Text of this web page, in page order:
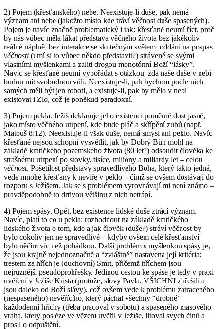
2) Pojem (křesťanského) nebe. Neexistuje-li duše, pak nemá
význam ani nebe (jakožto místo kde tráví věčnost duše spasených).
Pojem je navíc značně problematický i tak: křesťané neumí říct, proč
by nás vůbec měla lákat představa věčného života bez jakékoliv
reálné náplně, bez interakce se skutečným světem, oddáni na pospas
věčnosti (umí si to vůbec někdo představit?) strávené se svými
vlastními myšlenkami a zaliti drogou monotónní Boží “lásky”.
Navíc se křesťané neumí vypořádat s otázkou, zda naše duše v nebi
budou mít svobodnou vůli. Neexistuje-li, pak bychom podle nich
samých měli být jen roboti, a existuje-li, pak by mělo v nebi
existovat i Zlo, což je poněkud paradoxní.
3) Pojem pekla. Ježíš deklaruje jeho existenci poměrně dost jasně,
jako místo věčného utrpení, kde bude pláč a skřípění zubů (např.
Matouš 8:12). Neexistuje-li však duše, nemá smysl ani peklo. Navíc
křesťané nejsou schopni vysvětlit, jak by Dobrý Bůh mohl na
základě kratičkého pozemského života (80 let?) odsoudit člověka ke
strašnému utrpení po stovky, tisíce, miliony a miliardy let – celou
věčnost. Pošetilost představy spravedlivého Boha, který takto jedná,
vede mnohé křesťany k nevíře v peklo – čímž se ovšem dostávají do
rozporu s Ježíšem. Jak se s problémem vyrovnávají mi není známo –
pravděpodobně to drtivou většinu z nich netrápí.
4) Pojem spásy. Opět, bez existence lidské duše ztrácí význam.
Navíc, platí to co u pekla: rozhodnout na základě kratičkého
lidského života o tom, kde a jak člověk (duše?) stráví věčnost by
bylo cokoliv jen ne spravedlivé – kdyby ovšem celé křesťanství
bylo něčím víc než pohádkou. Další problém s myšlenkou spásy je,
že jsou krajně nejednoznačně a “zvláštně” nastavena její kritéria:
trestem za hřích je (duchovní) Smrt, přičemž hříchem jsou
nejrůznější pseudoprohřešky. Jedinou cestou ke spáse je tedy v praxi
uvěření v Ježíše Krista (protože, slovy Pavla, VŠICHNI zhřešili a
jsou daleko od Boží slávy), což ovšem vede k problému zatraceného
(nespaseného) nevěřícího, který páchal všechny “drobné”
každodenní hříchy (třeba pracoval v sobotu) a spaseného masového
vraha, který posléze ve vězení uvěřil v Ježíše, litoval svých činů a
prosil o odpuštění.